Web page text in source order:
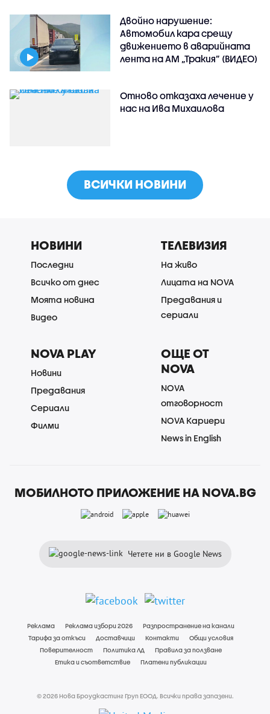
Двойно нарушение:
Автомобил кара срещу
движението в аварийната
лента на АМ „Тракия” (ВИДЕО)
Отново отказаха лечение у
нас на Ива Михаилова
ВСИЧКИ НОВИНИ
НОВИНИ
Последни
Всичко от днес
Моята новина
Видео
ТЕЛЕВИЗИЯ
На живо
Лицата на NOVA
Предавания и
сериали
NOVA PLAY
Новини
Предавания
Сериали
Филми
ОЩЕ ОТ
NOVA
NOVA
отговорност
NOVA Кариери
News in English
МОБИЛНОТО ПРИЛОЖЕНИЕ НА NOVA.BG
Четете ни в Google News
Реклама Реклама избори 2026
Разпространение на канали
Тарифа за откъси
Доставчици Контакти
Общи условия
Поверителност
Политика ЛД
Правила за ползване
Етика и съответствие
Платени публикации
© 2026 Нова Броудкастинг Груп ЕООД. Всички права запазени.